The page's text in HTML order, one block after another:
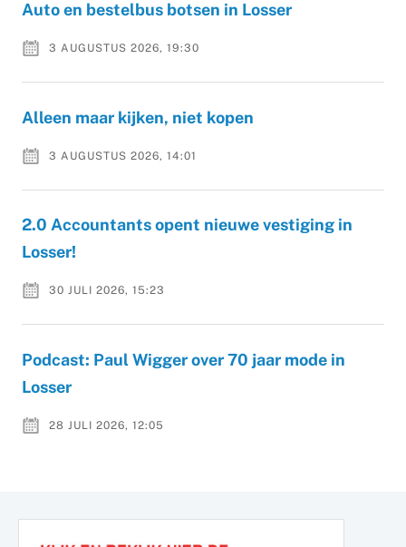
Auto en bestelbus botsen in Losser
3 AUGUSTUS 2026, 19:30
Alleen maar kijken, niet kopen
3 AUGUSTUS 2026, 14:01
2.0 Accountants opent nieuwe vestiging in
Losser!
30 JULI 2026, 15:23
Podcast: Paul Wigger over 70 jaar mode in
Losser
28 JULI 2026, 12:05